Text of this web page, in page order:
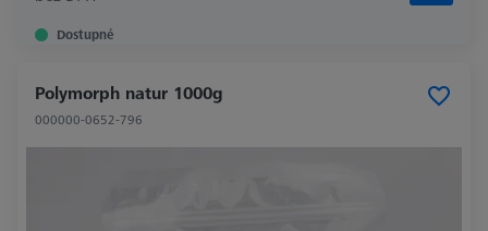
Dostupné
Polymorph natur 1000g
000000-0652-796